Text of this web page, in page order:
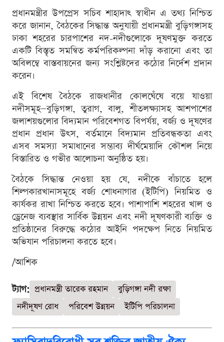
প্রধানমন্ত্রীর উপপ্রেস সচিব শাহাদাৎ স্বাধীন এ তথ্য নিশ্চিত
করে জানান, বৈঠকের সিদ্ধান্ত অনুযায়ী প্রধানমন্ত্রী বুড়িগঙ্গাসহ
ঢাকা শহরের চারপাশের নদ-নদীগুলোকে দূষণমুক্ত করতে
একটি বিস্তৃত সমন্বিত কর্মপরিকল্পনা দাঁড় করানো এবং তা
অবিলম্বে বাস্তবায়নের জন্য সংশ্লিষ্টদের কঠোর নির্দেশ প্রদান
করেন।
এই বিশেষ বৈঠকে রাজধানীর কোলঘেঁষে বয়ে যাওয়া
নদীসমূহ—বুড়িগঙ্গা, তুরাগ, বালু, শীতলক্ষ্যাসহ আশপাশের
জলাশয়গুলোর বিদ্যমান পরিবেশগত বিপর্যয়, বর্জ্য ও দূষণের
প্রধান প্রধান উৎস, বর্তমানে বিদ্যমান প্রতিবন্ধকতা এবং
এসব সমস্যা সমাধানের সম্ভাব্য দীর্ঘমেয়াদি কৌশল নিয়ে
বিস্তারিত ও গভীর আলোচনা অনুষ্ঠিত হয়।
বৈঠকে সিদ্ধান্ত নেওয়া হয় যে, নদীকে বাঁচাতে হলে
শিল্পকারখানাসমূহে বর্জ্য শোধনাগার (ইটিপি) নিয়মিত ও
কার্যকর রাখা নিশ্চিত করতে হবে। পাশাপাশি শহরের খাল ও
ড্রেনেজ ব্যবস্থার সার্বিক উন্নয়ন এবং নদী দূষণকারী ব্যক্তি ও
প্রতিষ্ঠানের বিরুদ্ধে কঠোর আইনি পদক্ষেপ নিতে নিয়মিত
অভিযান পরিচালনা করতে হবে।
/আশিক
ট্যাগ: প্রধানমন্ত্রী তারেক রহমান
বুড়িগঙ্গা নদী রক্ষা
নদীদূষণ রোধ
পরিবেশ উন্নয়ন ইটিপি পরিচালনা